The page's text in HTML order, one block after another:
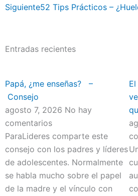
Siguiente52 Tips Prácticos –
Entradas recientes
Papá, ¿me enseñas? –
Consejo
agosto 7, 2026 No hay
comentarios
ParaLideres comparte este
consejo con los padres y líderes
de adolescentes. Normalmente
se habla mucho sobre el papel
de la madre y el vínculo con